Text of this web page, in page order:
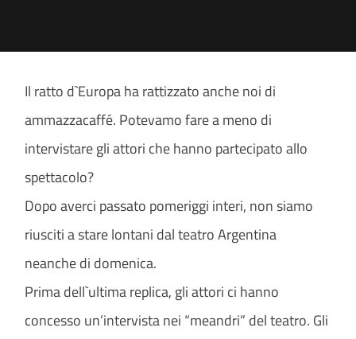
Il ratto d`Europa ha rattizzato anche noi di
ammazzacaffé. Potevamo fare a meno di
intervistare gli attori che hanno partecipato allo
spettacolo?
Dopo averci passato pomeriggi interi, non siamo
riuscitia stare lontani dal teatro Argentina
neanche di domenica.
Prima dell`ultima replica, gli attori ci hanno
concesso un’intervista nei “meandri” del teatro. Gli